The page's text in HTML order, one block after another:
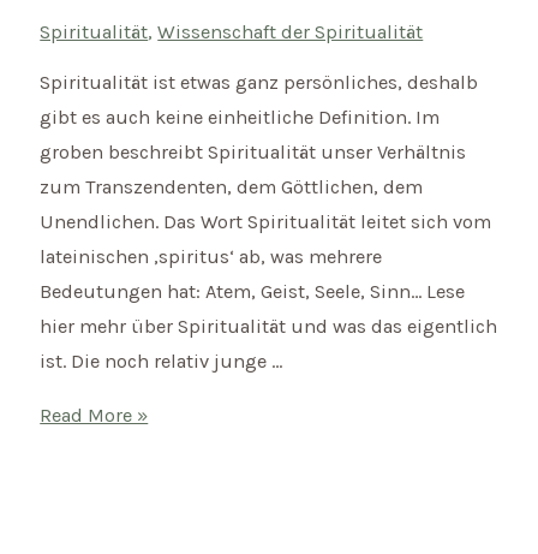
Spiritualität,Wissenschaft der Spiritualität
Spiritualität ist etwas ganz persönliches, deshalb
gibt es auch keine einheitliche Definition. Im
groben beschreibt Spiritualität unser Verhältnis
zum Transzendenten, dem Göttlichen, dem
Unendlichen. Das Wort Spiritualität leitet sich vom
lateinischen ‚spiritus‘ ab, was mehrere
Bedeutungen hat: Atem, Geist, Seele, Sinn… Lese
hier mehr über Spiritualität und was das eigentlich
ist. Die noch relativ junge …
Spiritualität
Read More »